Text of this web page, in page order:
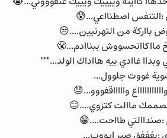
:التنفس اصطنااعي...😰
بااركة من التهرنيين....😒
ببناادم...😤
وبداا غاادي بيه هااداك الولد..."""
غووت جلوول...
واااااقفووو...😓
ماالت كتزوي....😑
طااحت....😁